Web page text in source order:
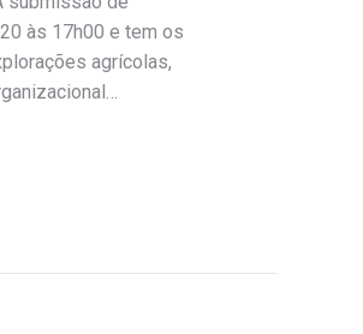
às 17h00 e tem os
agrícolas,